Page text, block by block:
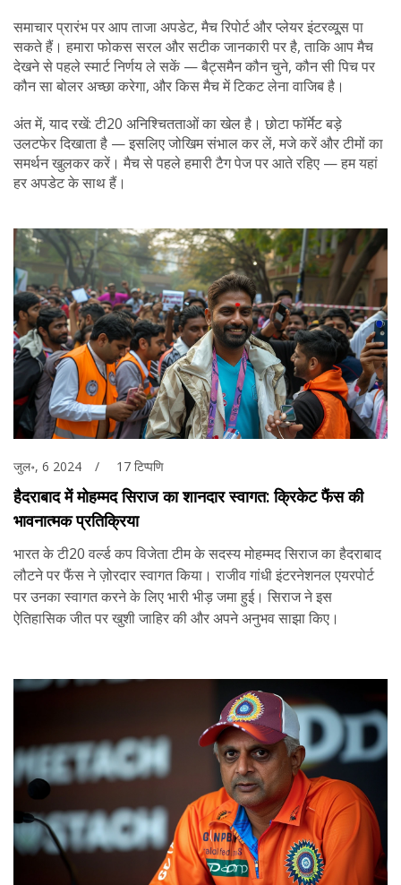
समाचार प्रारंभ पर आप ताजा अपडेट, मैच रिपोर्ट और प्लेयर इंटरव्यू्स पा
सकते हैं। हमारा फोकस सरल और सटीक जानकारी पर है, ताकि आप मैच
देखने से पहले स्मार्ट निर्णय ले सकें — बैट्समैन कौन चुने, कौन सी पिच पर
कौन सा बोलर अच्छा करेगा, और किस मैच में टिकट लेना वाजिब है।
अंत में, याद रखें: टी20 अनिश्चितताओं का खेल है। छोटा फॉर्मेट बड़े
उलटफेर दिखाता है — इसलिए जोखिम संभाल कर लें, मजे करें और टीमों का
समर्थन खुलकर करें। मैच से पहले हमारी टैग पेज पर आते रहिए — हम यहां
हर अपडेट के साथ हैं।
जुल॰, 6 2024 17 टिप्पणि
हैदराबाद में मोहम्मद सिराज का शानदार स्वागत: क्रिकेट फैंस की
भावनात्मक प्रतिक्रिया
भारत के टी20 वर्ल्ड कप विजेता टीम के सदस्य मोहम्मद सिराज का हैदराबाद
लौटने पर फैंस ने ज़ोरदार स्वागत किया। राजीव गांधी इंटरनेशनल एयरपोर्ट
पर उनका स्वागत करने के लिए भारी भीड़ जमा हुई। सिराज ने इस
ऐतिहासिक जीत पर खुशी जाहिर की और अपने अनुभव साझा किए।